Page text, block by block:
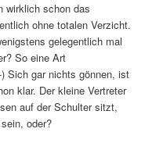
wirklich schon das
ohne totalen Verzicht.
gelegentlich mal
So eine Art
Sich gar nichts gönnen, ist
klar. Der kleine Vertreter
auf der Schulter sitzt,
oder?